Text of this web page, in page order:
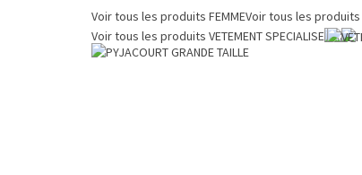
Voir tous les produits FEMMEVoir tous les produits
Voir tous les produits VETEMENT SPECIALISE